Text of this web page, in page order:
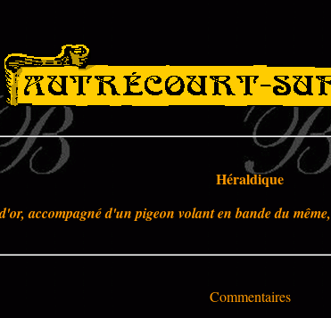
Héraldique
accompagné d'un pigeon volant en bande du
Commentaires